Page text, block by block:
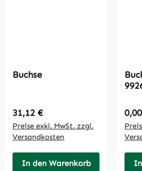
Buchse
Regulärer Preis:
31,12 €
Preise exkl. MwSt. zzgl.
Versandkosten
In den Warenkorb